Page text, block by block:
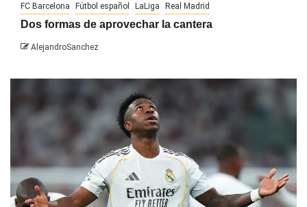
FC Barcelona Fútbol español LaLiga Real Madrid
Dos formas de aprovechar la cantera
AlejandroSanchez